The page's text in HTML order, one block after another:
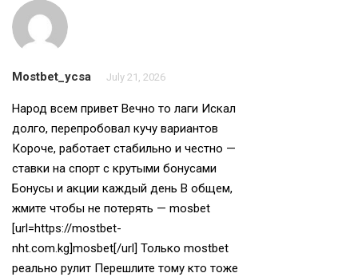
Mostbet_ycsa July 21, 2026
Народ всем привет Вечно то лаги Искал
долго, перепробовал кучу вариантов
Короче, работает стабильно и честно —
ставки на спорт с крутыми бонусами
Бонусы и акции каждый день В общем,
жмите чтобы не потерять — mosbet
[url=https://mostbet-
nht.com.kg]mosbet[/url] Только mostbet
реально рулит Перешлите тому кто тоже